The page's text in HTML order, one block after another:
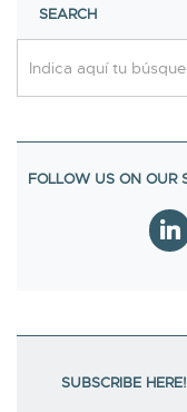
SEARCH
SUBSCRIBE HERE!